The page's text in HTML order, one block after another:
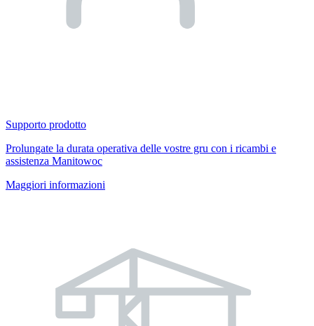
Supporto prodotto
Prolungate la durata operativa delle vostre gru con i ricambi e
assistenza Manitowoc
Maggiori informazioni